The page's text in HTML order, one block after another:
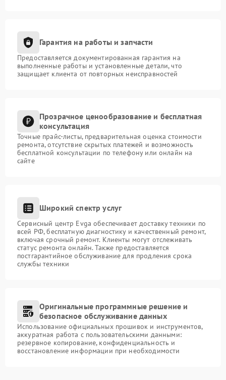
Гарантия на работы и запчасти
Предоставляется документированная гарантия на
выполненные работы и установленные детали, что
защищает клиента от повторных неисправностей
Прозрачное ценообразование и бесплатная
консультация
Точные прайс-листы, предварительная оценка стоимости
ремонта, отсутствие скрытых платежей и возможность
бесплатной консультации по телефону или онлайн на
сайте
Широкий спектр услуг
Сервисный центр Evga обеспечивает доставку техники по
всей РФ, бесплатную диагностику и качественный ремонт,
включая срочный ремонт. Клиенты могут отслеживать
статус ремонта онлайн. Также предоставляется
постгарантийное обслуживание для продления срока
службы техники
Оригинальные программные решение и
безопасное обслуживание данных
Использование официальных прошивок и инструментов,
аккуратная работа с пользовательскими данными:
резервное копирование, конфиденциальность и
восстановление информации при необходимости